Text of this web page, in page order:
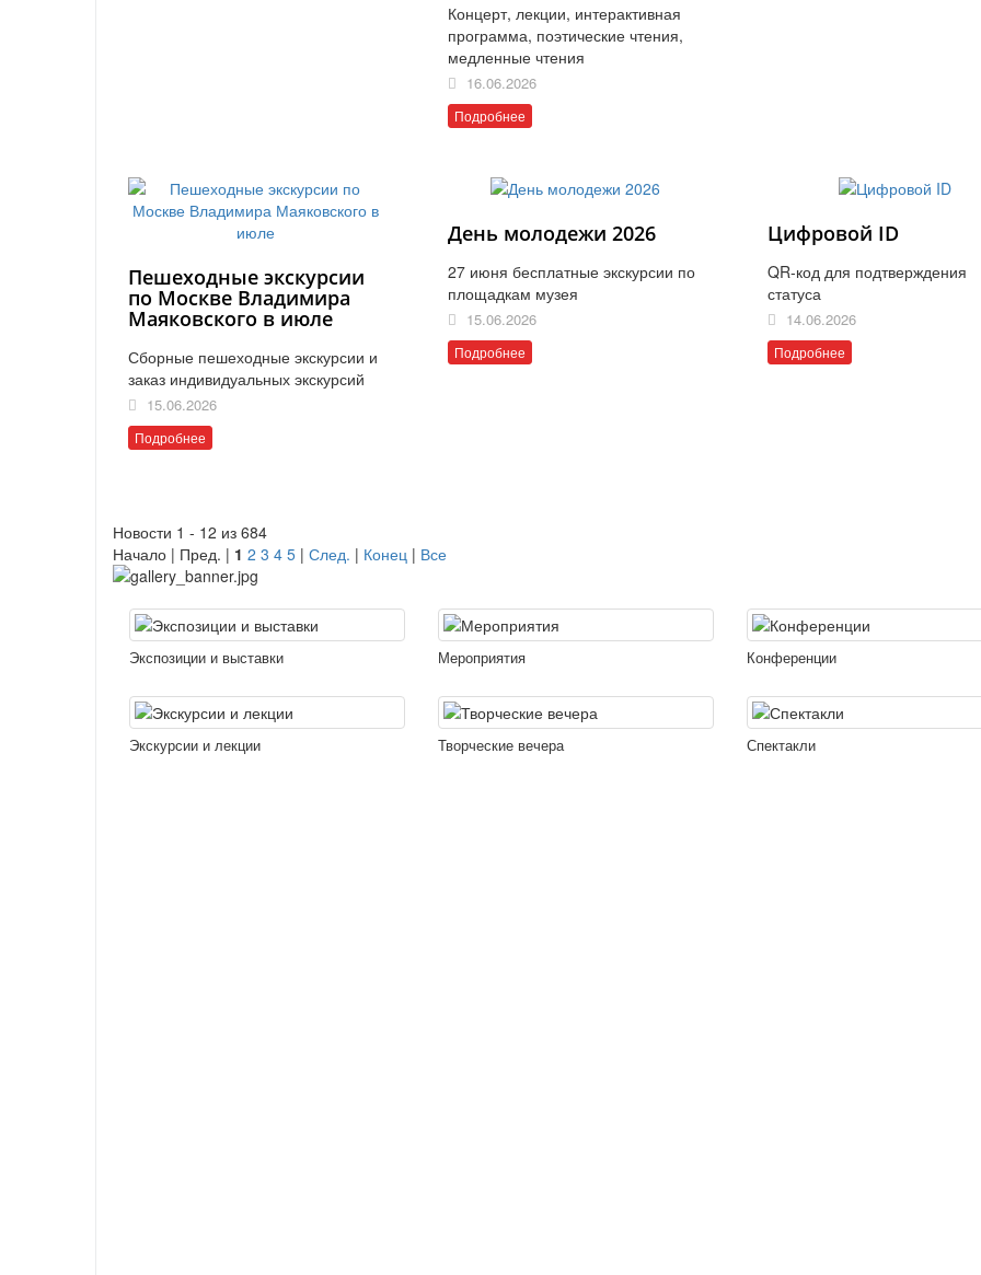
Концерт, лекции, интерактивная
программа, поэтические чтения,
медленные чтения
16.06.2026
Подробнее
Пешеходные экскурсии
по Москве Владимира
Маяковского в июле
Сборные пешеходные экскурсии и
заказ индивидуальных экскурсий
15.06.2026
Подробнее
День молодежи 2026
27 июня бесплатные экскурсии по
площадкам музея
15.06.2026
Подробнее
Цифровой ID
QR-код для подтверждения
статуса
14.06.2026
Подробнее
Новости 1 - 12 из 684
Начало | Пред. | 1 2 3 4 5 | След. | Конец | Все
Экспозиции и выставки Мероприятия Конференции
Экскурсии и лекции Творческие вечера Спектакли